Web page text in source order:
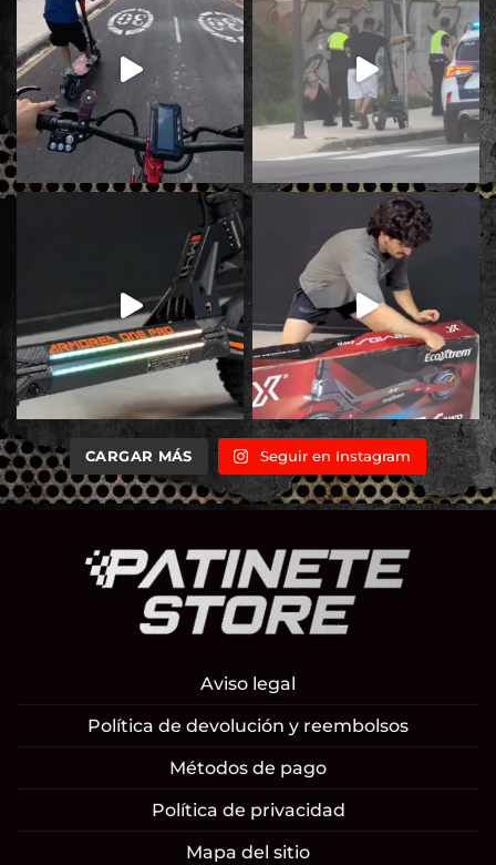
CARGAR MÁS Seguir en Instagram
Aviso legal
Política de devolución y reembolsos
Métodos de pago
Política de privacidad
Mapa del sitio